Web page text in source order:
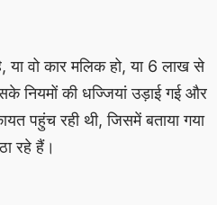
वो कार मलिक हो, या 6 लाख से
नियमों की धज्जियां उड़ाई गई और
पहुंच रही थी, जिसमें बताया गया
रहे हैं।